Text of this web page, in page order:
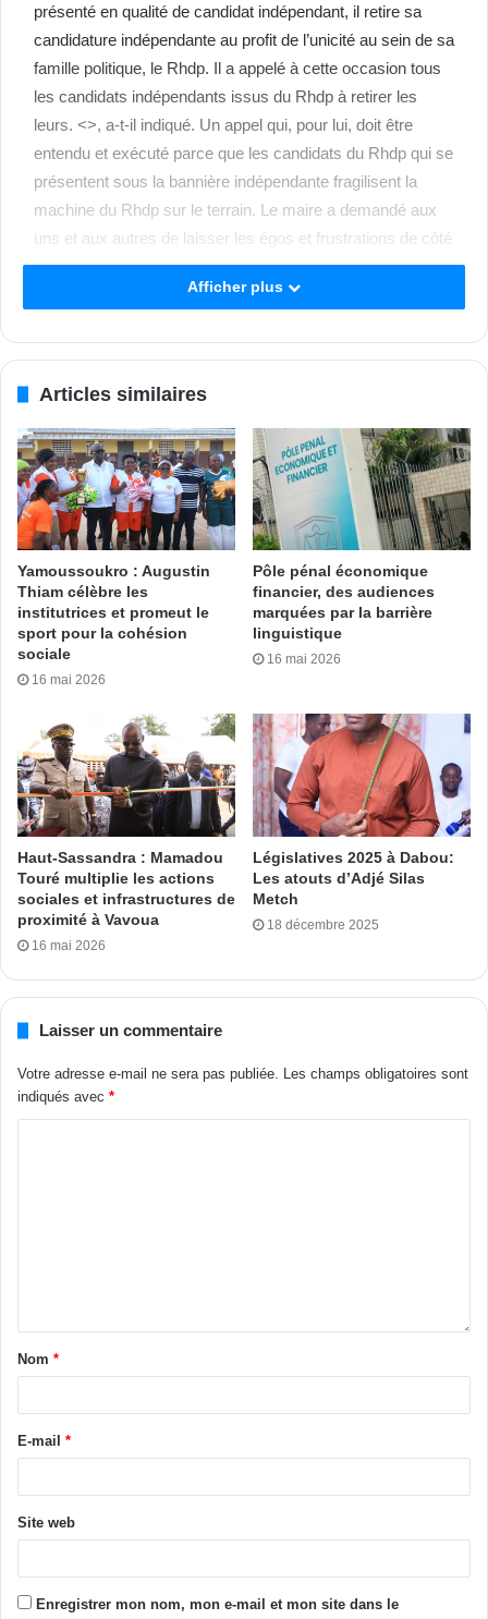
présenté en qualité de candidat indépendant, il retire sa
candidature indépendante au profit de l’unicité au sein de sa
famille politique, le Rhdp. Il a appelé à cette occasion tous
les candidats indépendants issus du Rhdp à retirer les
leurs. <>, a-t-il indiqué. Un appel qui, pour lui, doit être
entendu et exécuté parce que les candidats du Rhdp qui se
présentent sous la bannière indépendante fragilisent la
machine du Rhdp sur le terrain. Le maire a demandé aux
uns et aux autres de laisser les égos et frustrations de côté
pour l’intérêt du parti et aider le président Alassane
Ouattara dans sa mission. Il a traduit sa reconnaissance à
TAB avec DO
Tags Législatives 2021 RHDP Sangaret Zié Léonard
Afficher plus
Articles similaires
Yamoussoukro : Augustin
Thiam célèbre les
institutrices et promeut le
sport pour la cohésion
sociale
16 mai 2026
Pôle pénal économique
financier, des audiences
marquées par la barrière
linguistique
16 mai 2026
Haut-Sassandra : Mamadou
Touré multiplie les actions
sociales et infrastructures de
proximité à Vavoua
16 mai 2026
Législatives 2025 à Dabou:
Les atouts d’Adjé Silas
Metch
18 décembre 2025
Laisser un commentaire
Votre adresse e-mail ne sera pas publiée. Les champs obligatoires sont
indiqués avec *
Nom *
E-mail *
Site web
Enregistrer mon nom, mon e-mail et mon site dans le